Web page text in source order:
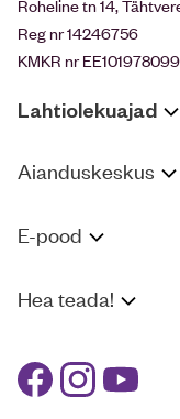
Roheline tn 14,
Reg nr 14246756
KMKR nr EE101978099
Lahtiolekuajad
Aianduskeskus
E-pood
Hea teada!